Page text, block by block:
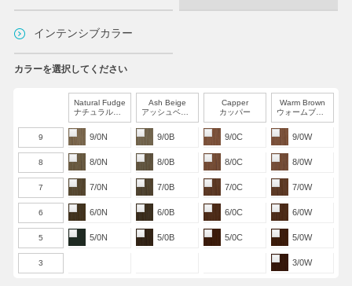
カラーを選択してください
Natural Fudge
ナチュラルファッジ
Ash Beige
アッシュベージュ
Capper
カッパー
Warm Brown
ウォームブラウン
9 9/0N 9/0B 9/0C 9/0W
8 8/0N 8/0B 8/0C 8/0W
7 7/0N 7/0B 7/0C 7/0W
6 6/0N 6/0B 6/0C 6/0W
5 5/0N 5/0B 5/0C 5/0W
3 3/0W
インテンシブカラー